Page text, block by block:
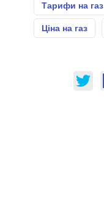
Тарифи на газ
Ціна на газ